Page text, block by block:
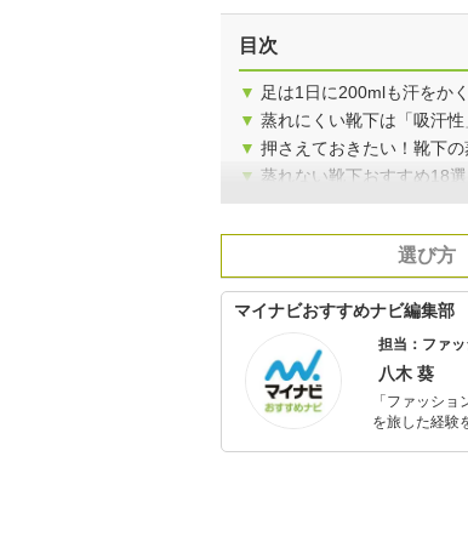
目次
▼ 足は1日に200mlも汗をかく
▼ 蒸れにくい靴下は「吸汗性
▼ 押さえておきたい！靴下
▼ 蒸れない靴下おすすめ18選
選び方
マイナビおすすめナビ編集部
担当：ファ
八木 葵
「ファッシ
を旅した経験